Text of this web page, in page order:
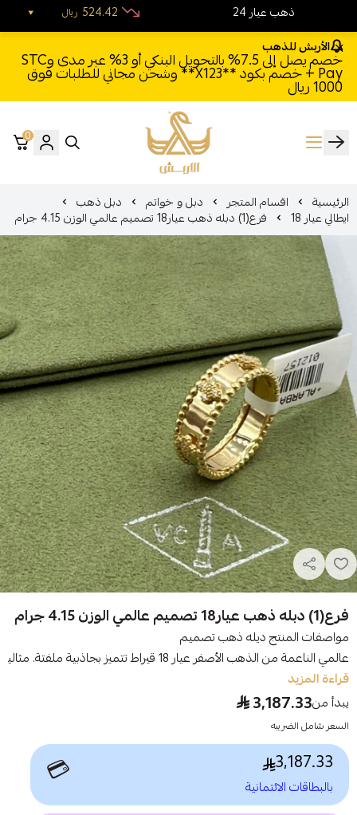
الأربش للذهب
خصم يصل إلى 7.5% بالتحويل البنكي أو 3% عبر مدى وSTC
Pay + خصم بكود **X123** وشحن مجاني للطلبات فوق
1000 ريال
الأربش للذهب
0
الرئيسية اقسام المتجر دبل و خواتم دبل ذهب
ايطالي عيار 18 فرع(1) دبله ذهب عيار18 تصميم عالمي الوزن 4.15 جرام
فرع(1) دبله ذهب عيار18 تصميم عالمي الوزن 4.15 جرام
مواصفات المنتج ديله ذهب تصميم
عالمي الناعمة من الذهب الأصفر عيار 18 قيراط تتميز بجاذبية ملفتة. مثالية للارتداء اليومي. يمكنك تنسي...
قراءة المزيد
يبدأ من3,187.33
السعر شامل الضريبه
3,187.33
بالبطاقات الائتمانية 💳
24 ذهب عيار ريال 524.42